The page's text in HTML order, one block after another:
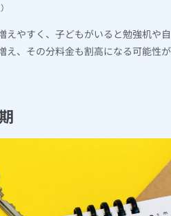
えやすく、子どもがいると勉強机や自
え、その分料金も割高になる可能性が